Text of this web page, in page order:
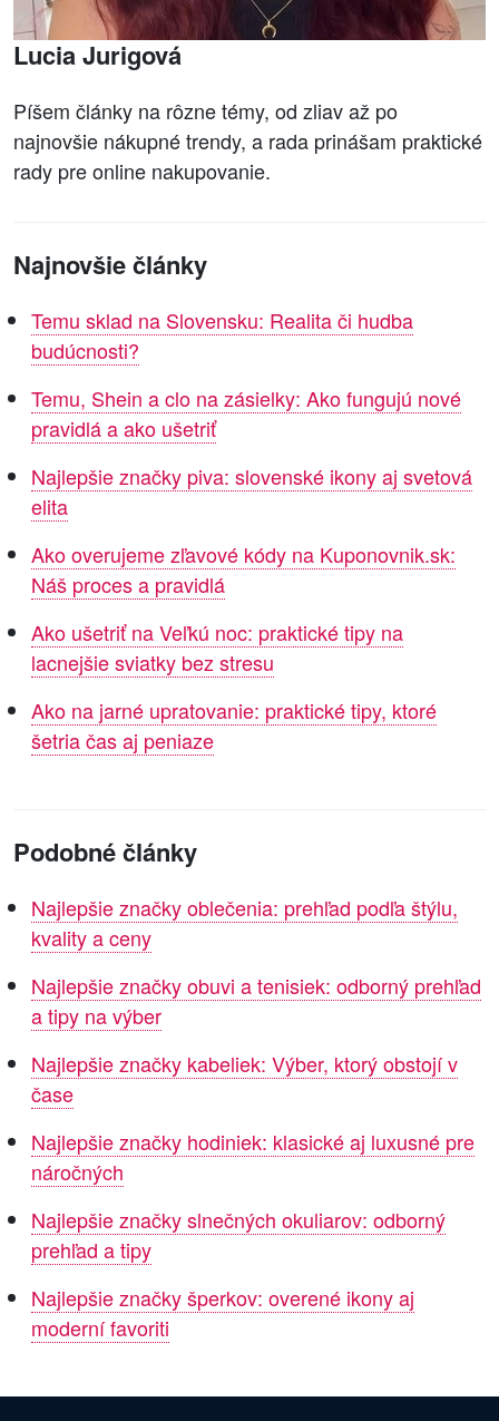
Lucia Jurigová
Píšem články na rôzne témy, od zliav až po
najnovšie nákupné trendy, a rada prinášam praktické
rady pre online nakupovanie.
Najnovšie články
Temu sklad na Slovensku: Realita či hudba
budúcnosti?
Temu, Shein a clo na zásielky: Ako fungujú nové
pravidlá a ako ušetriť
Najlepšie značky piva: slovenské ikony aj svetová
elita
Ako overujeme zľavové kódy na Kuponovnik.sk:
Náš proces a pravidlá
Ako ušetriť na Veľkú noc: praktické tipy na
lacnejšie sviatky bez stresu
Ako na jarné upratovanie: praktické tipy, ktoré
šetria čas aj peniaze
Podobné články
Najlepšie značky oblečenia: prehľad podľa štýlu,
kvality a ceny
Najlepšie značky obuvi a tenisiek: odborný prehľad
a tipy na výber
Najlepšie značky kabeliek: Výber, ktorý obstojí v
čase
Najlepšie značky hodiniek: klasické aj luxusné pre
náročných
Najlepšie značky slnečných okuliarov: odborný
prehľad a tipy
Najlepšie značky šperkov: overené ikony aj
moderní favoriti